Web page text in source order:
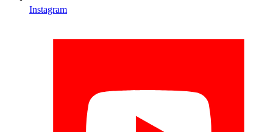
Instagram